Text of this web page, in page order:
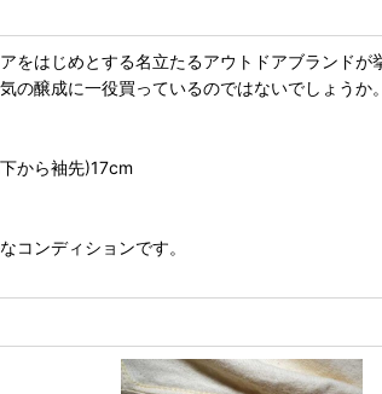
はじめとする名立たるアウトドアブランド
醸成に一役買っているのではないでしょう
から袖先)17cm
コンディションです。